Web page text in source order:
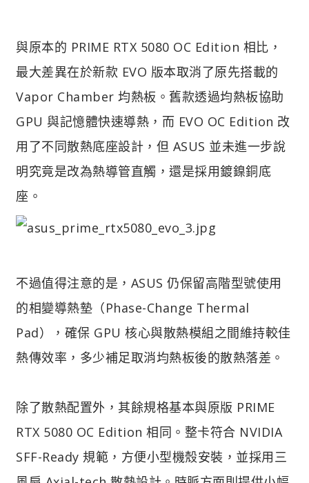
與原本的 PRIME RTX 5080 OC Edition 相比，
最大差異在於新款 EVO 版本取消了原先搭載的
Vapor Chamber 均熱板。舊款透過均熱板協助
GPU 與記憶體快速導熱，而 EVO OC Edition 改
用了不同散熱底座設計，但 ASUS 並未進一步說
明究竟是改為熱導管直觸，還是採用鍍鎳銅底
座。
不過值得注意的是，ASUS 仍保留高階型號使用
的相變導熱墊（Phase-Change Thermal
Pad），確保 GPU 核心與散熱模組之間維持較佳
熱傳效率，多少補足取消均熱板後的散熱落差。
除了散熱配置外，其餘規格基本與原版 PRIME
RTX 5080 OC Edition 相同。整卡符合 NVIDIA
SFF-Ready 規範，方便小型機殼安裝，並採用三